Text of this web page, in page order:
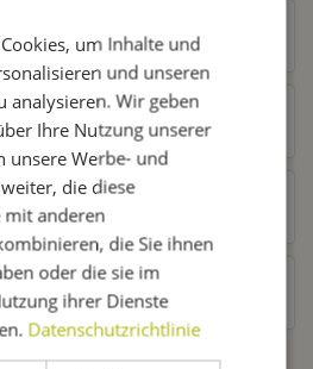
angesehen
um Inhalte und
und unseren
analysieren. Wir geben
Ihre Nutzung unserer
unsere Werbe- und
die diese
mit anderen
die Sie ihnen
oder die sie im
ihrer Dienste
Datenschutzrichtlinie